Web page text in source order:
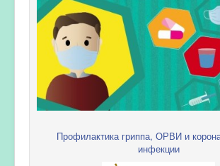
Профилактика гриппа, ОРВИ и
инфекции